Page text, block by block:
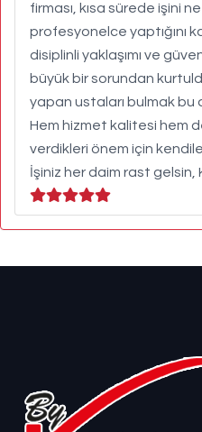
firması, kısa sürede işini
profesyonelce yaptığını
disiplinli yaklaşımı ve
büyük bir sorundan
yapan ustaları bulmak
Hem hizmet kalitesi hem
verdikleri önem için
İşiniz her daim rast gelsin,